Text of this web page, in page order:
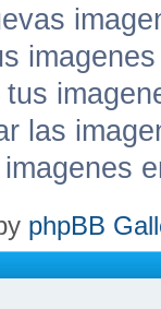
tus
las
phpBB